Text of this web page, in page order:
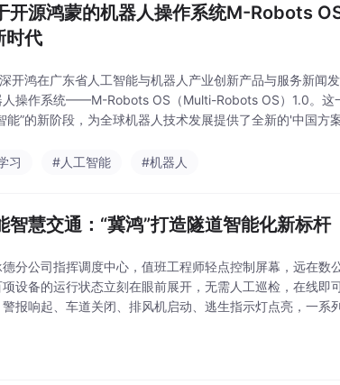
开源鸿蒙的机器人操作系统M-Robots
时代
开鸿在广东省人工智能与机器人产业创新产品与服务新闻
人操作系统——M-Robots OS（Multi-Robots OS）1.0。这
习 #人工智能 #机器人
智慧交通：“冀鸿”打造隧道智能化新标杆
分公司指挥调度中心，值班工程师轻点控制屏幕，远在
设备的运行状态立刻在眼前展开，无需人工巡检，在线即
报响起、车道关闭、排风机启动、逃生指示灯点亮，一系